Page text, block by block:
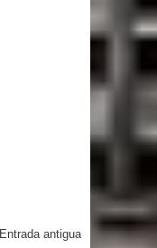
Entrada antigua